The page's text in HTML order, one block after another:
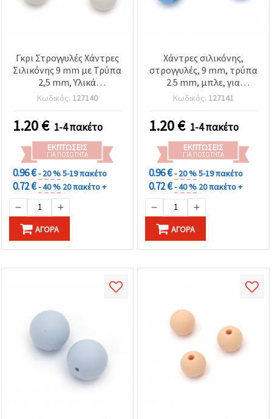
Ρυθμίσεις
Γκρι Στρογγυλές Χάντρες
Σιλικόνης 9 mm με Τρύπα
2,5 mm, Υλικά
Χειροτεχνίας DIY για
Κατασκευή Κοσμημάτων
Κωδικός: 127140
1.20€ 1-4 πακέτο
ΕΚΠΤΏΣΕΙΣ
ΓΙΑ ΠΟΣΌΤΗΤΑ
0.96 €- 20 %5-19 πακέτο
0.72 €- 40 % 20 πακέτο +
ΑΓΟΡΆ
Χάντρες σιλικόνης,
στρογγυλές, 9 mm, τρύπα
2.5 mm, μπλε, για
τσιμπιδάκια μαλλιών,
κορδόνια γυαλιών και
αξεσουάρ, 5 τεμ.
Κωδικός: 127141
1.20€ 1-4 πακέτο
ΕΚΠΤΏΣΕΙΣ
ΓΙΑ ΠΟΣΌΤΗΤΑ
0.96 €- 20 %5-19 πακέτο
0.72 €- 40 % 20 πακέτο +
ΑΓΟΡΆ